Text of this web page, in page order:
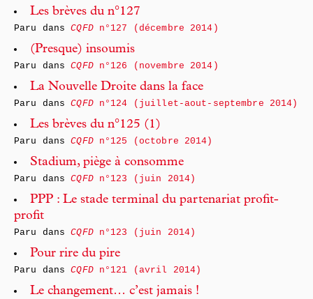
Les brèves du n°127
Paru dansCQFDn°127 (décembre 2014)
(Presque) insoumis
Paru dansCQFDn°126 (novembre 2014)
La Nouvelle Droite dans la face
Paru dansCQFDn°124 (juillet-aout-septembre 2014)
Les brèves du n°125 (1)
Paru dansCQFDn°125 (octobre 2014)
Stadium, piège à consomme
Paru dansCQFDn°123 (juin 2014)
PPP : Le stade terminal du partenariat profit-
profit
Paru dansCQFDn°123 (juin 2014)
Pour rire du pire
Paru dansCQFDn°121 (avril 2014)
Le changement… c’est jamais !